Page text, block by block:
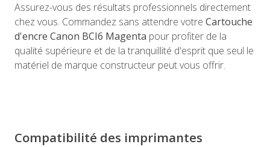
Assurez-vous des résultats professionnels directement
chez vous. Commandez sans attendre votre Cartouche
d'encre Canon BCI6 Magenta pour profiter de la
qualité supérieure et de la tranquillité d'esprit que seul le
matériel de marque constructeur peut vous offrir.
Compatibilité des imprimantes